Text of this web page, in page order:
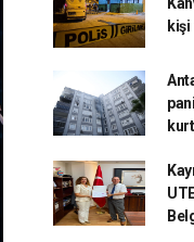
kişi